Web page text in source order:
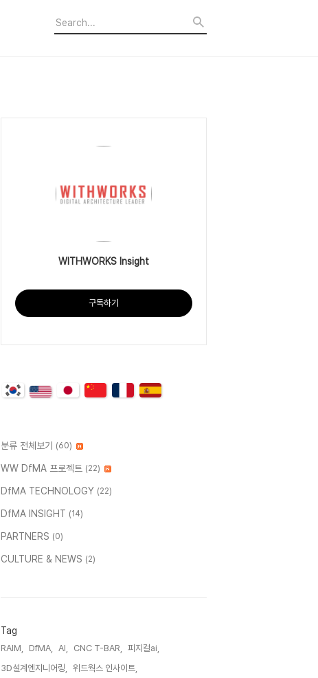
WITHWORKS Insight
구독하기
분류 전체보기 (60)
WW DfMA 프로젝트 (22)
DfMA TECHNOLOGY (22)
DfMA INSIGHT (14)
PARTNERS (0)
CULTURE & NEWS (2)
Tag
RAIM, DfMA, AI, CNC T-BAR,
피지컬ai,
3D설계엔지니어링,
위드웍스 인사이트,